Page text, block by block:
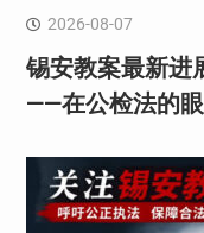
2026-08-07
锡安教案最新进
——在公检法的